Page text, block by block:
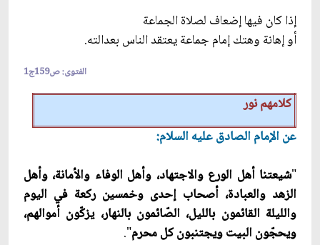
إذا كان فيها إضعاف لصلاة الجماعة
أو إهانة وهتك إمام جماعة يعتقد الناس بعدالته. ‏
الفتوى: ص‏159ج‏1
كلامهم نور
عن الإمام الصادق عليه السلام:
"شيعتنا أهل الورع والاجتهاد، وأهل الوفاء والأمانة، وأهل
الزهد والعبادة، أصحاب إحدى وخمسين ركعة في اليوم
والليلة القائمون بالليل، الصّائمون بالنهار، يزكّون أموالهم،
ويحجّون البيت ويجتنبون كل محرم".